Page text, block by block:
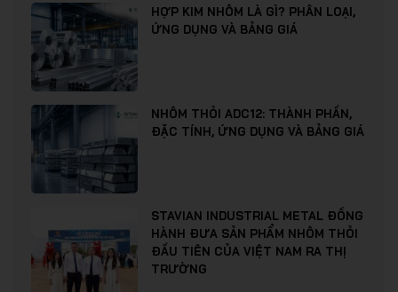
HỢP KIM NHÔM LÀ GÌ? PHÂN LOẠI,
ỨNG DỤNG VÀ BẢNG GIÁ
NHÔM THỎI ADC12: THÀNH PHẦN,
ĐẶC TÍNH, ỨNG DỤNG VÀ BẢNG GIÁ
STAVIAN INDUSTRIAL METAL ĐỒNG
HÀNH ĐƯA SẢN PHẨM NHÔM THỎI
ĐẦU TIÊN CỦA VIỆT NAM RA THỊ
TRƯỜNG